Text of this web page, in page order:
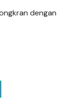
dengan